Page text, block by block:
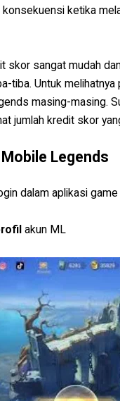
ketika
skor sangat mudah
tiba. Untuk melihatnya
masing-masing.
jumlah kredit skor
Legends
dalam aplikasi
akun ML